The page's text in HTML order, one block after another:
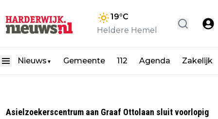
19°C
Heldere Hemel
Nieuws ▼ Gemeente 112 Agenda Zakelijk
Asielzoekerscentrum aan Graaf Ottolaan sluit voorlopig